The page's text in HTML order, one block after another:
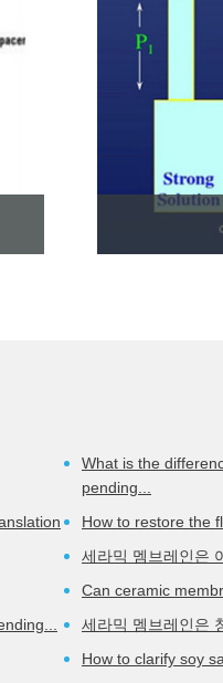
What is the
pending...
How to restore the
세라믹 멤브레인은
Can ceramic
세라믹 멤브레인은
How to clarify soy